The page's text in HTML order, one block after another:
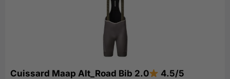
Cuissard Maap Alt_Road Bib 2.0 4.5/5